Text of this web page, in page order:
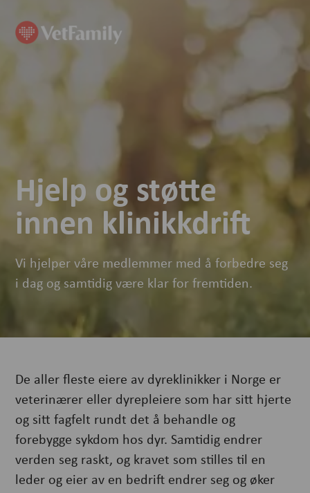
Hjelp og støtte
innen klinikkdrift
Vi hjelper våre medlemmer med å forbedre seg
i dag og samtidig være klar for fremtiden.
De aller fleste eiere av dyreklinikker i Norge er
veterinærer eller dyrepleiere som har sitt hjerte
og sitt fagfelt rundt det å behandle og
forebygge sykdom hos dyr. Samtidig endrer
verden seg raskt, og kravet som stilles til en
leder og eier av en bedrift endrer seg og øker